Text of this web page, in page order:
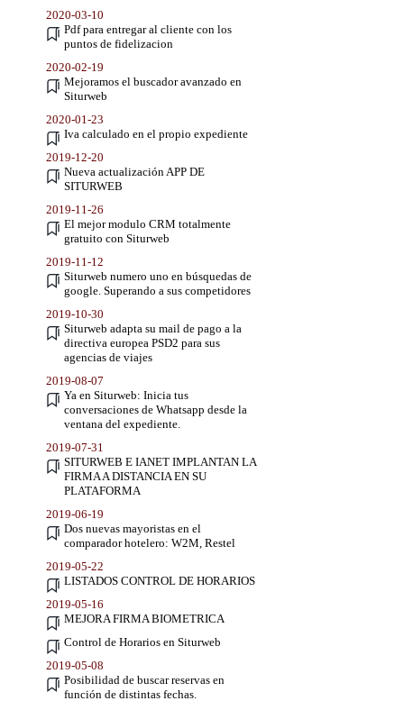
2020-03-10
Pdf para entregar al cliente con los
puntos de fidelizacion
2020-02-19
Mejoramos el buscador avanzado en
Siturweb
2020-01-23
Iva calculado en el propio expediente
2019-12-20
Nueva actualización APP DE
SITURWEB
2019-11-26
El mejor modulo CRM totalmente
gratuito con Siturweb
2019-11-12
Siturweb numero uno en búsquedas de
google. Superando a sus competidores
2019-10-30
Siturweb adapta su mail de pago a la
directiva europea PSD2 para sus
agencias de viajes
2019-08-07
Ya en Siturweb: Inicia tus
conversaciones de Whatsapp desde la
ventana del expediente.
2019-07-31
SITURWEB E IANET IMPLANTAN LA
FIRMA A DISTANCIA EN SU
PLATAFORMA
2019-06-19
Dos nuevas mayoristas en el
comparador hotelero: W2M, Restel
2019-05-22
LISTADOS CONTROL DE HORARIOS
2019-05-16
MEJORA FIRMA BIOMETRICA
Control de Horarios en Siturweb
2019-05-08
Posibilidad de buscar reservas en
función de distintas fechas.